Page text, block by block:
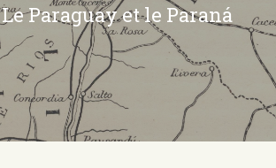
Le Paraguay et le Paraná